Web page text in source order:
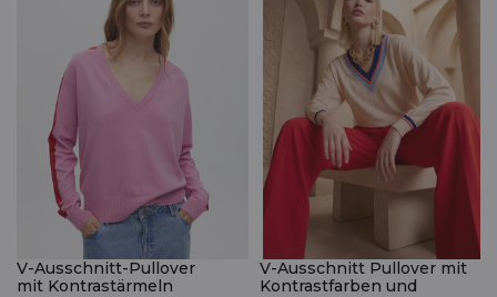
V-Ausschnitt-Pullover
mit Kontrastärmeln
V-Ausschnitt Pullover mit
Kontrastfarben und